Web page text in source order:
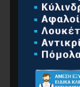
109.00€